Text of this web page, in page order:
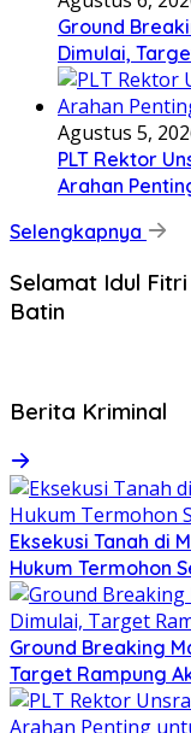
Ground
Dimulai,
Agustus 5,
​PLT Rektor
Arahan
Selengkapnya
Selamat Idul
Batin
Berita Kriminal
Eksekusi Tanah di
Hukum Termohon
Ground Breaking
Target Rampung